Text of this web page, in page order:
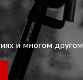
и многом другом